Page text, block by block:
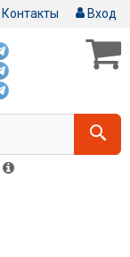
Контакты Вход